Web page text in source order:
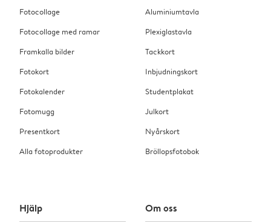
Fotocollage
Fotocollage med ramar
Framkalla bilder
Fotokort
Fotokalender
Fotomugg
Presentkort
Alla fotoprodukter
Aluminiumtavla
Plexiglastavla
Tackkort
Inbjudningskort
Studentplakat
Julkort
Nyårskort
Bröllopsfotobok
Hjälp Om oss